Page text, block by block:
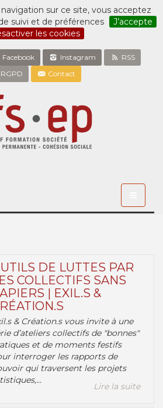
sur ce site, vous acceptez
suivi et de préférences
J’accepte
les cookies
Facebook Instagram
RSS
RGPD
Contact
DE LUTTES PAR
COLLECTIFS SANS
| EXIL.S &
& Création.s vous invite à une
d’ateliers collectifs de "bonnes"
et de moments festifs
interroger les rapports de
qui traversent les projets
Lire la suite